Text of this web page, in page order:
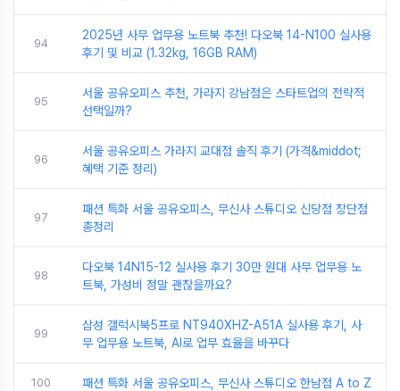
94
2025년 사무 업무용 노트북 추천! 다오북 14-N100 실사용
후기 및 비교 (1.32kg, 16GB RAM)
95
서울 공유오피스 추천, 가라지 강남점은 스타트업의 전략적
선택일까?
96
서울 공유오피스 가라지 교대점 솔직 후기 (가격&middot;
혜택 기준 정리)
97
패션 특화 서울 공유오피스, 무신사 스튜디오 신당점 장단점
총정리
98
다오북 14N15-12 실사용 후기 30만 원대 사무 업무용 노
트북, 가성비 정말 괜찮을까요?
99
삼성 갤럭시북5프로 NT940XHZ-A51A 실사용 후기, 사
무 업무용 노트북, AI로 업무 효율을 바꾸다
100 패션 특화 서울 공유오피스, 무신사 스튜디오 한남점 A to Z